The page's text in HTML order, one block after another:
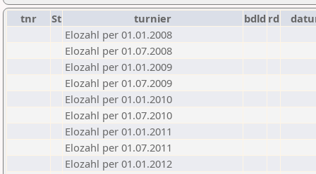
tnr St turnier bdld rd
Elozahl per 01.01.2008
Elozahl per 01.07.2008
Elozahl per 01.01.2009
Elozahl per 01.07.2009
Elozahl per 01.01.2010
Elozahl per 01.07.2010
Elozahl per 01.01.2011
Elozahl per 01.07.2011
Elozahl per 01.01.2012